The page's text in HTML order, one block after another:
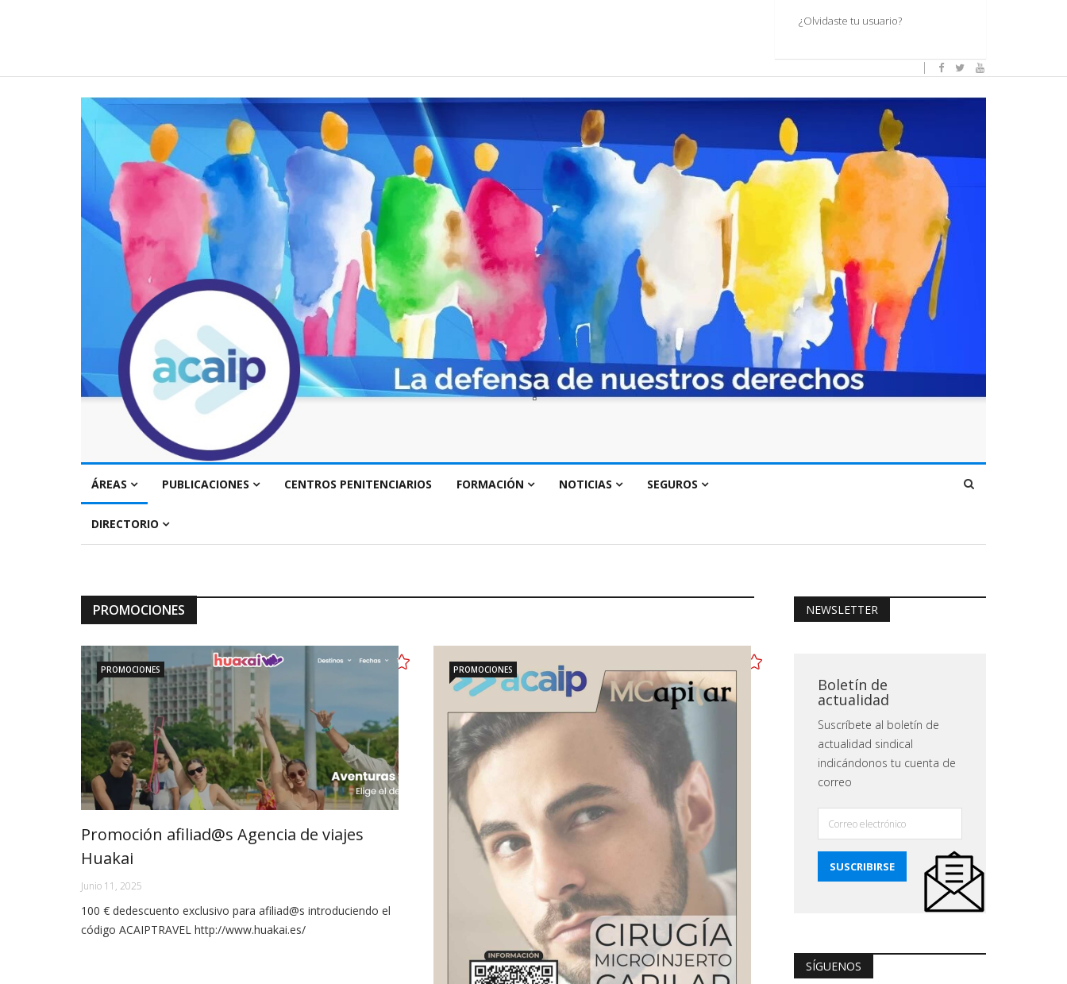
¿Olvidaste tu usuario?
ÁREAS PUBLICACIONES CENTROS PENITENCIARIOS FORMACIÓN NOTICIAS SEGUROS
DIRECTORIO
PROMOCIONES
PROMOCIONES
Promoción afiliad@s Agencia de viajes
Huakai
Junio 11, 2025
100 € dedescuento exclusivo para afiliad@s introduciendo el
código ACAIPTRAVEL http://www.huakai.es/
PROMOCIONES
NEWSLETTER
Boletín de
actualidad
Suscríbete al boletín de
actualidad sindical
indicándonos tu cuenta de
correo
SÍGUENOS